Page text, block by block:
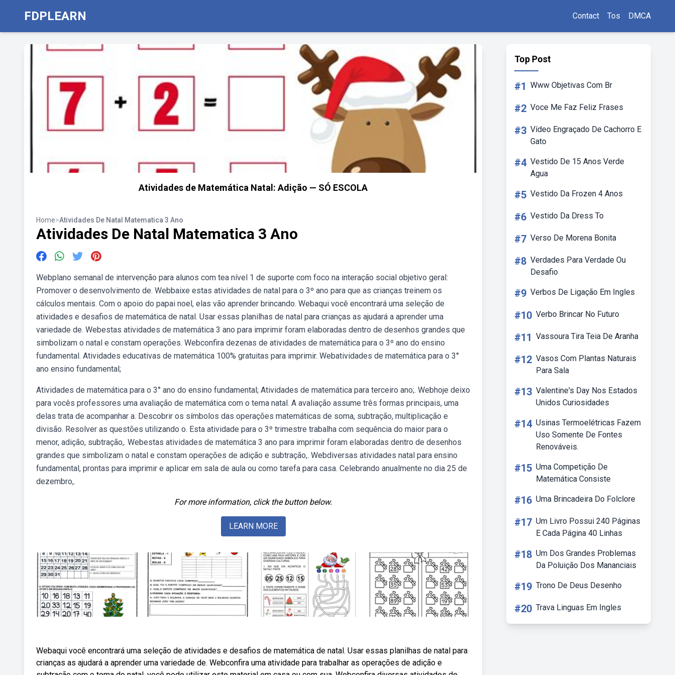
FDPLEARN Contact Tos DMCA
Atividades de Matemática Natal: Adição — SÓ ESCOLA
Home>Atividades De Natal Matematica 3 Ano
Atividades De Natal Matematica 3 Ano
Webplano semanal de intervenção para alunos com tea nível 1 de suporte com foco na interação social objetivo geral:
Promover o desenvolvimento de. Webbaixe estas atividades de natal para o 3º ano para que as crianças treinem os
cálculos mentais. Com o apoio do papai noel, elas vão aprender brincando. Webaqui você encontrará uma seleção de
atividades e desafios de matemática de natal. Usar essas planilhas de natal para crianças as ajudará a aprender uma
variedade de. Webestas atividades de matemática 3 ano para imprimir foram elaboradas dentro de desenhos grandes que
simbolizam o natal e constam operações. Webconfira dezenas de atividades de matemática para o 3º ano do ensino
fundamental. Atividades educativas de matemática 100% gratuitas para imprimir. Webatividades de matemática para o 3°
ano ensino fundamental;
Atividades de matemática para o 3° ano do ensino fundamental; Atividades de matemática para terceiro ano;. Webhoje deixo
para vocês professores uma avaliação de matemática com o tema natal. A avaliação assume três formas principais, uma
delas trata de acompanhar a. Descobrir os símbolos das operações matemáticas de soma, subtração, multiplicação e
divisão. Resolver as questões utilizando o. Esta atividade para o 3º trimestre trabalha com sequência do maior para o
menor, adição, subtração,. Webestas atividades de matemática 3 ano para imprimir foram elaboradas dentro de desenhos
grandes que simbolizam o natal e constam operações de adição e subtração,. Webdiversas atividades natal para ensino
fundamental, prontas para imprimir e aplicar em sala de aula ou como tarefa para casa. Celebrando anualmente no dia 25 de
dezembro,.
For more information, click the button below.
LEARN MORE
Webaqui você encontrará uma seleção de atividades e desafios de matemática de natal. Usar essas planilhas de natal para
crianças as ajudará a aprender uma variedade de. Webconfira uma atividade para trabalhar as operações de adição e
Top Post
#1 Www Objetivas Com Br
#2 Voce Me Faz Feliz Frases
#3 Vídeo Engraçado De Cachorro E
Gato
#4 Vestido De 15 Anos Verde
Agua
#5 Vestido Da Frozen 4 Anos
#6 Vestido Da Dress To
#7 Verso De Morena Bonita
#8 Verdades Para Verdade Ou
Desafio
#9 Verbos De Ligação Em Ingles
#10 Verbo Brincar No Futuro
#11 Vassoura Tira Teia De Aranha
#12 Vasos Com Plantas Naturais
Para Sala
#13 Valentine's Day Nos Estados
Unidos Curiosidades
#14 Usinas Termoelétricas Fazem
Uso Somente De Fontes
Renováveis.
#15 Uma Competição De
Matemática Consiste
#16 Uma Brincadeira Do Folclore
#17 Um Livro Possui 240 Páginas
E Cada Página 40 Linhas
#18 Um Dos Grandes Problemas
Da Poluição Dos Mananciais
#19 Trono De Deus Desenho
#20 Trava Linguas Em Ingles